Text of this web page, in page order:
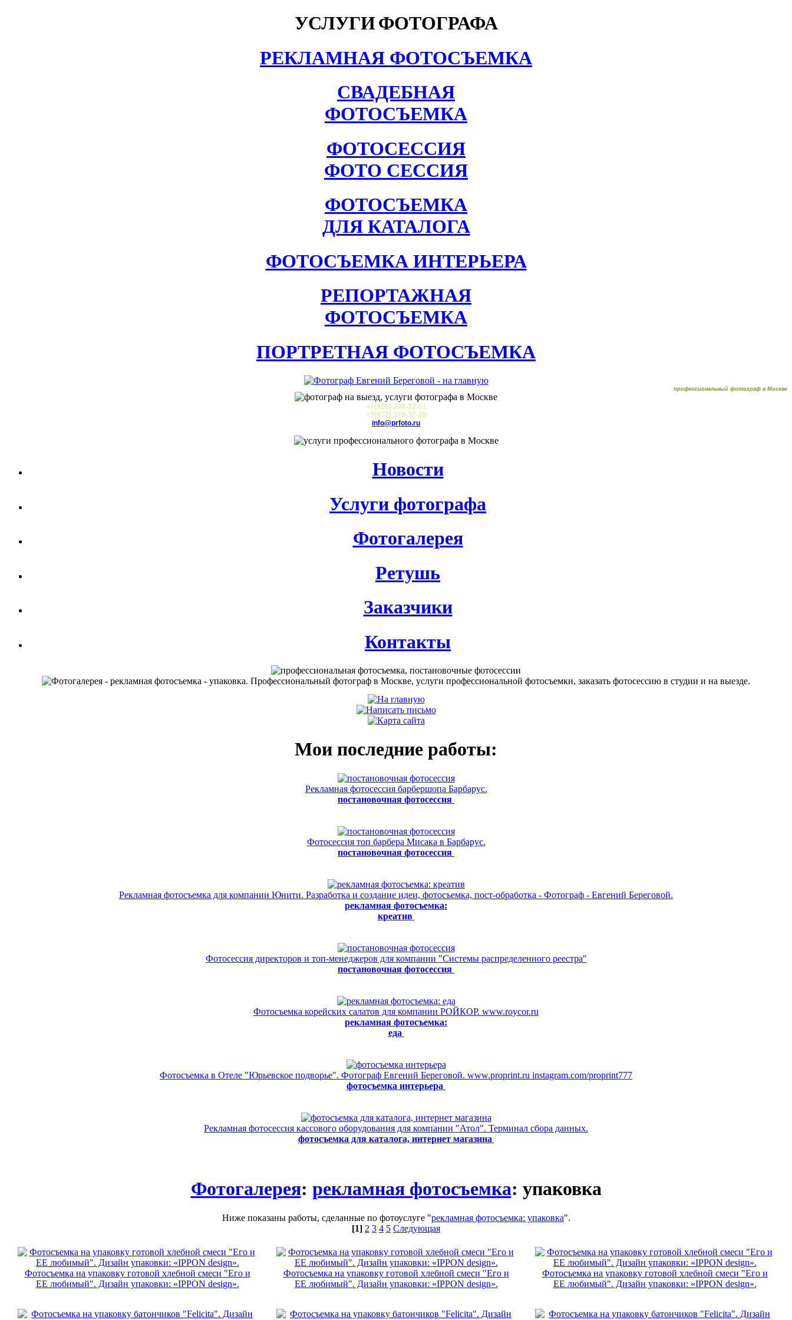
УСЛУГИФОТОГРАФА
РЕКЛАМНАЯ ФОТОСЪЕМКА
СВАДЕБНАЯ
ФОТОСЪЕМКА
ФОТОСЕССИЯ
ФОТО СЕССИЯ
ФОТОСЪЕМКА
ДЛЯ КАТАЛОГА
ФОТОСЪЕМКА ИНТЕРЬЕРА
РЕПОРТАЖНАЯ
ФОТОСЪЕМКА
ПОРТРЕТНАЯ ФОТОСЪЕМКА
профессиональный фотограф в Москве
+7(926) 230-32-51
+7(977) 379-37-29
info@prfoto.ru
Новости
Услуги фотографа
Фотогалерея
Ретушь
Заказчики
Контакты
Мои последние работы:
Рекламная фотосессия барбершопа Барбарус.
постановочная фотосессия
Фотосессия топ барбера Мисака в Барбарус.
постановочная фотосессия
Рекламная фотосъемка для компании Юнити. Разработка и создание идеи, фотосъемка, пост-обработка - Фотограф - Евгений Береговой.
рекламная фотосъемка:
креатив
Фотосессия директоров и топ-менеджеров для компании "Системы распределенного реестра"
постановочная фотосессия
Фотосъемка корейских салатов для компании РОЙКОР. www.roycor.ru
рекламная фотосъемка:
еда
Фотосъемка в Отеле "Юрьевское подворье". Фотограф Евгений Береговой. www.proprint.ru instagram.com/proprint777
фотосъемка интерьера
Рекламная фотосессия кассового оборудования для компании "Атол". Терминал сбора данных.
фотосъемка для каталога, интернет магазина
Фотогалерея: рекламная фотосъемка: упаковка
Ниже показаны работы, сделанные по фотоуслуге "рекламная фотосъемка: упаковка".
[1] 2 3 4 5 Следующая
Фотосъемка на упаковку готовой хлебной смеси "Его и
ЕЕ любимый". Дизайн упаковки: «IPPON design».
Фотосъемка на упаковку готовой хлебной смеси "Его и
ЕЕ любимый". Дизайн упаковки: «IPPON design».
Фотосъемка на упаковку готовой хлебной смеси "Его и
ЕЕ любимый". Дизайн упаковки: «IPPON design».